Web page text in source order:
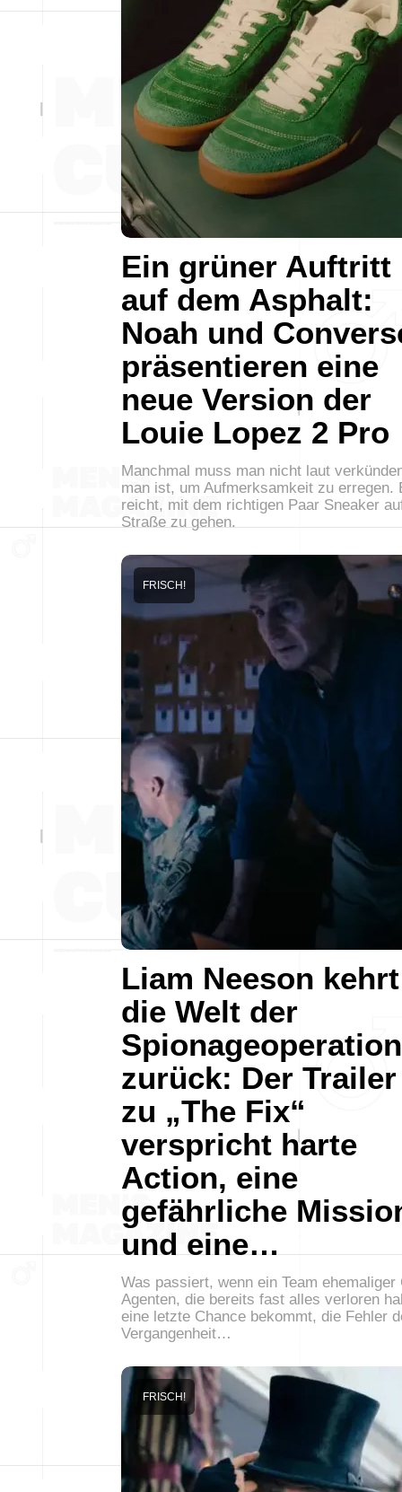
Ein grüner Auftritt
auf dem Asphalt:
Noah und
präsentieren eine
neue Version der
Louie Lopez 2 Pro
Manchmal muss man nicht laut
man ist, um Aufmerksamkeit zu erregen.
reicht, mit dem richtigen Paar Sneaker
Straße zu gehen.
Liam Neeson
die Welt der
zurück: Der Trailer
zu „The Fix“
verspricht harte
Action, eine
gefährliche
und eine…
FRISCH!
Was passiert, wenn ein Team ehemaliger
Agenten, die bereits fast alles verloren
eine letzte Chance bekommt, die Fehler
Vergangenheit…
FRISCH!